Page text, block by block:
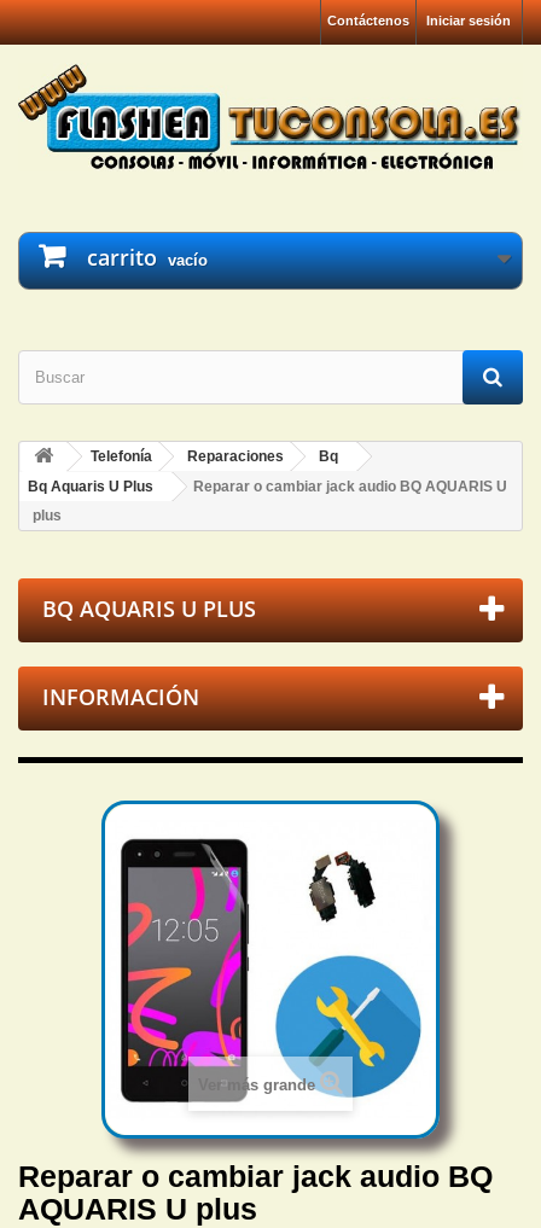
Iniciar sesión
Contáctenos
carrito vacío
Telefonía Reparaciones
Bq
Bq Aquaris U Plus
Reparar o cambiar jack audio BQ AQUARIS U
plus
BQ AQUARIS U PLUS
INFORMACIÓN
Ver más grande
Reparar o cambiar jack audio BQ
AQUARIS U plus